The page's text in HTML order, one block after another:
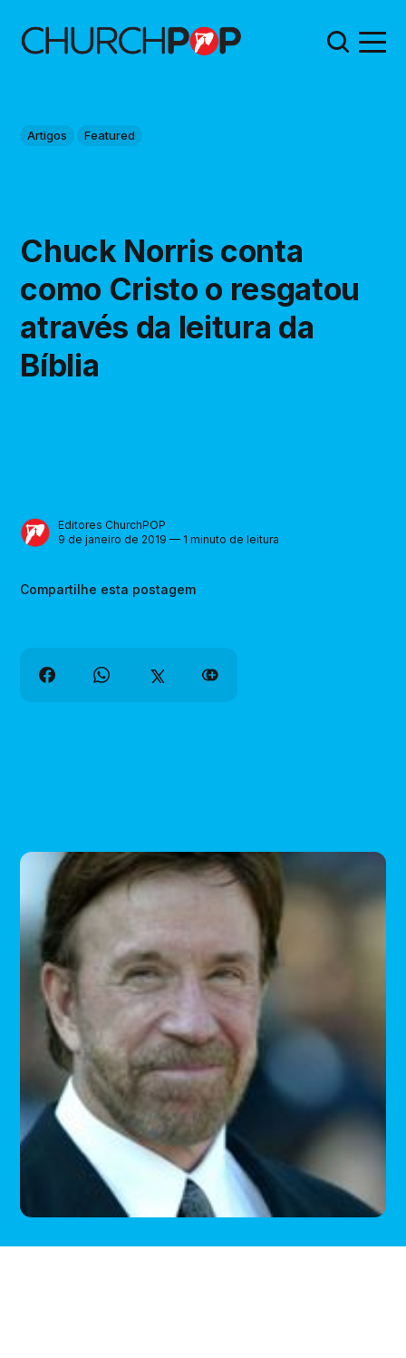
Artigos Featured
Chuck Norris conta
como Cristo o resgatou
através da leitura da
Bíblia
Editores ChurchPOP
9 de janeiro de 2019 — 1 minuto de leitura
Compartilhe esta postagem